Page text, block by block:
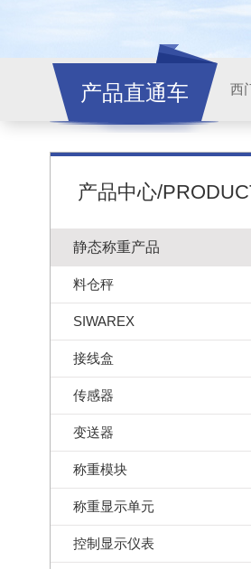
产品直通车 西
产品中心/
静态称重产品
料仓秤
SIWAREX
接线盒
传感器
变送器
称重模块
称重显示单元
控制显示仪表